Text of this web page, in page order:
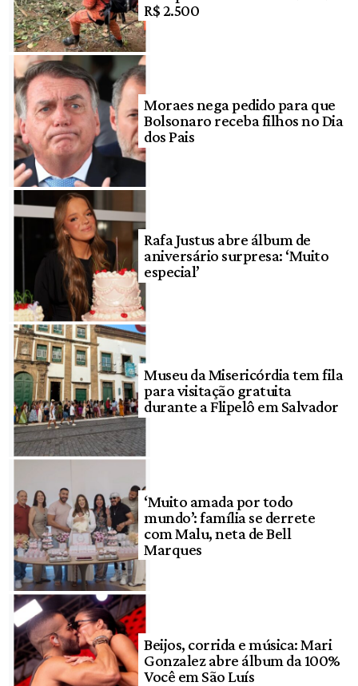
R$ 2.500
Moraes nega pedido para que
Bolsonaro receba filhos no Dia
dos Pais
Rafa Justus abre álbum de
aniversário surpresa: ‘Muito
especial’
Museu da Misericórdia tem fila
para visitação gratuita
durante a Flipelô em Salvador
‘Muito amada por todo
mundo’: família se derrete
com Malu, neta de Bell
Marques
Beijos, corrida e música: Mari
Gonzalez abre álbum da 100%
Você em São Luís